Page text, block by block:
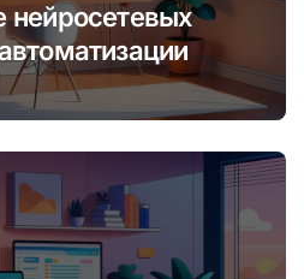
нейросетевых
и монетизации